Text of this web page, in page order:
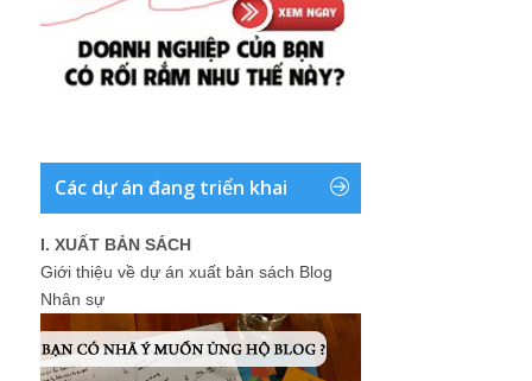
Các dự án đang triển khai
I. XUẤT BẢN SÁCH
Giới thiệu về dự án xuất bản sách Blog
Nhân sự